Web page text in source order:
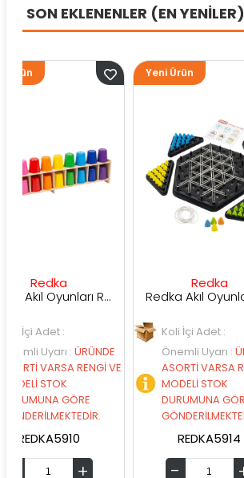
SON EKLENENLER (EN YENİLER)
Redka Akıl Oyunları Renk Dedektifi Oyunu
ÜRÜNDE
RENGİ VE
GÖRE
Redka Akıl Oyunları Strateji Üçgeni Oyunu
Koli İçi Adet :
Önemli Uyarı:ÜRÜNDE
ASORTİ VARSA RENGİ VE
MODELİ STOK
DURUMUNA GÖRE
GÖNDERİLMEKTEDİR.
REDKA5914
Yeni Ürün